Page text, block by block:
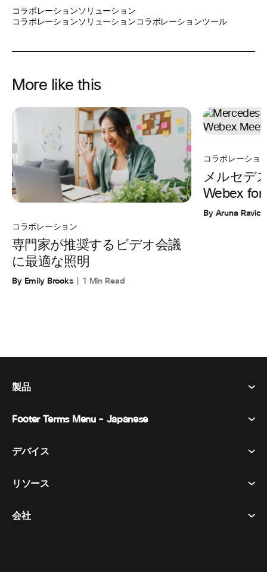
コラボレーションソリューション
コラボレーションソリューション コラボレーションツール
More like this
コラボレーション
専門家が推奨するビデオ会議
に最適な照明
By Emily Brooks 1 Min Read
コラボレーショ
メルセデ
Webex for
By Aruna
製品
Webex Suite
メッセージング
イベント
Footer Terms Menu - Japanese
利用規約
商標
デバイス​
ヘッドセット​
リソース
ダウンロード​
会社